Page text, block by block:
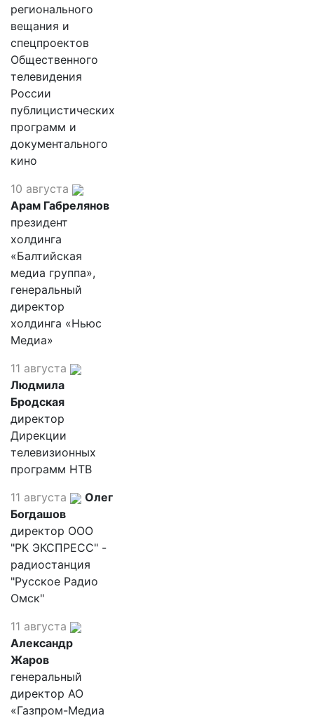
регионального
вещания и
спецпроектов
Общественного
телевидения
России
публицистических
программ и
документального
кино
10 августа
Арам Габрелянов
президент
холдинга
«Балтийская
медиа группа»,
генеральный
директор
холдинга «Ньюс
Медиа»
11 августа
Людмила
Бродская
директор
Дирекции
телевизионных
программ НТВ
11 августа
Олег
Богдашов
директор ООО
"РК ЭКСПРЕСС" -
радиостанция
"Русское Радио
Омск"
11 августа
Александр
Жаров
генеральный
директор АО
«Газпром-Медиа